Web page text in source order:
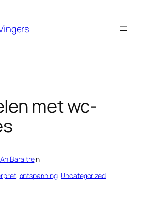
met wc-
An Baraitrein
, ontspanning, Uncategorized